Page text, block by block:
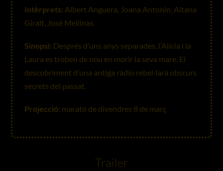
Intèrprets: Albert Anguera, Joana Antonin, Aitana
Giralt, José Mellinas
Sinopsi: Després d’uns anys separades, l’Alícia i la
Laura es troben de nou en morir la seva mare. El
descobriment d’una antiga ràdio rebel·larà obscurs
secrets del passat.
Projecció: marató de divendres 8 de març
Trailer